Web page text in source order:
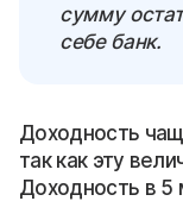
сумму
себе банк.
Доходность
так как эту
Доходность в 5